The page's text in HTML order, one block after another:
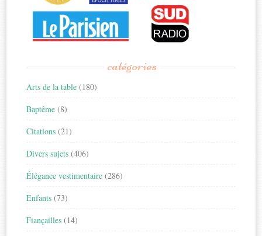
catégories
Arts de la table (180)
Baptême (8)
Citations (21)
Divers sujets (406)
Élégance vestimentaire (286)
Enfants (73)
Fiançailles (14)